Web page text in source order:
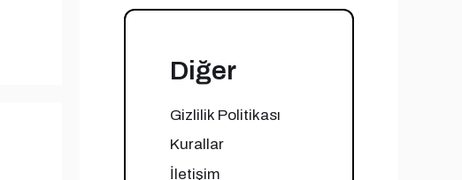
Diğer
Gizlilik Politikası
Kurallar
İletişim